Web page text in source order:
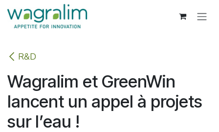
Se rendre au contenu
R&D
Wagralim et GreenWin
lancent un appel à projets
sur l’eau !